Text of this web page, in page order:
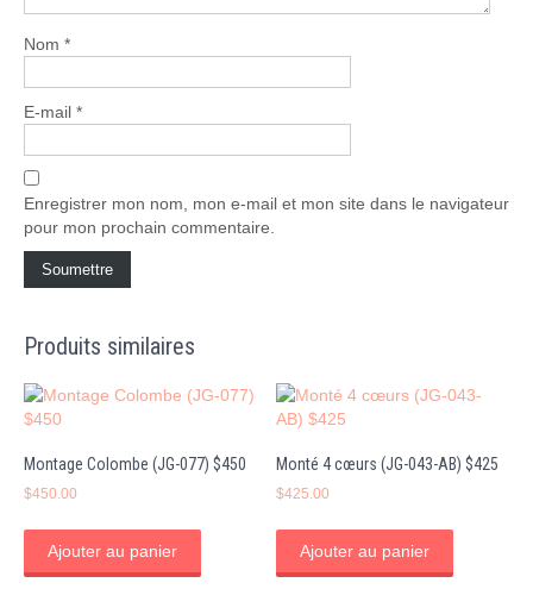
Nom *
E-mail *
Enregistrer mon nom, mon e-mail et mon site dans le navigateur
pour mon prochain commentaire.
Produits similaires
Montage Colombe (JG-077) $450
$450.00
Ajouter au panier
Monté 4 cœurs (JG-043-AB) $425
$425.00
Ajouter au panier